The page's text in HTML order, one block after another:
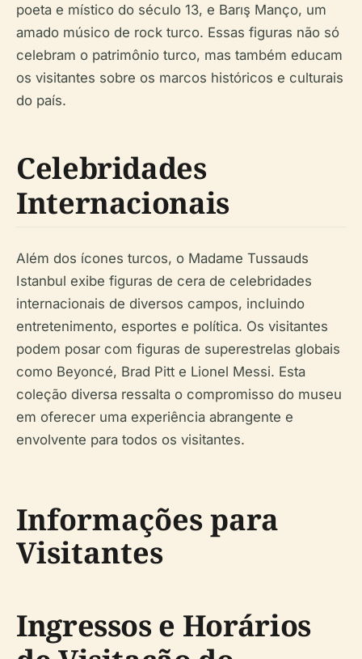
poeta e místico do século 13, e Barış Manço, um
amado músico de rock turco. Essas figuras não só
celebram o patrimônio turco, mas também educam
os visitantes sobre os marcos históricos e culturais
do país.
Celebridades
Internacionais
Além dos ícones turcos, o Madame Tussauds
Istanbul exibe figuras de cera de celebridades
internacionais de diversos campos, incluindo
entretenimento, esportes e política. Os visitantes
podem posar com figuras de superestrelas globais
como Beyoncé, Brad Pitt e Lionel Messi. Esta
coleção diversa ressalta o compromisso do museu
em oferecer uma experiência abrangente e
envolvente para todos os visitantes.
Informações para
Visitantes
Ingressos e Horários